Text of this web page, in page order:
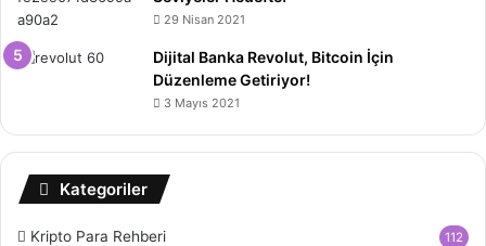
29 Nisan 2021
Dijital Banka Revolut, Bitcoin İçin
Düzenleme Getiriyor!
3 Mayıs 2021
Kategoriler
Kripto Para Rehberi 112